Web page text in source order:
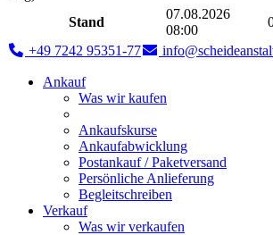
Stand
07.08.2026
08:00
+49 7242 95351-77
Ankauf
Was wir kaufen
Ankaufskurse
Ankaufabwicklung
Postankauf / Paketversand
Persönliche Anlieferung
Begleitschreiben
Verkauf
Was wir verkaufen